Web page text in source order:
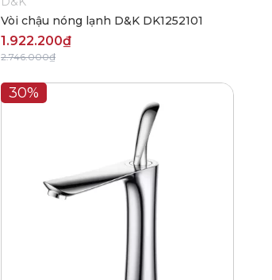
Vòi chậu nóng lạnh D&K DK1252101
1.922.200₫
2.746.000₫
30%